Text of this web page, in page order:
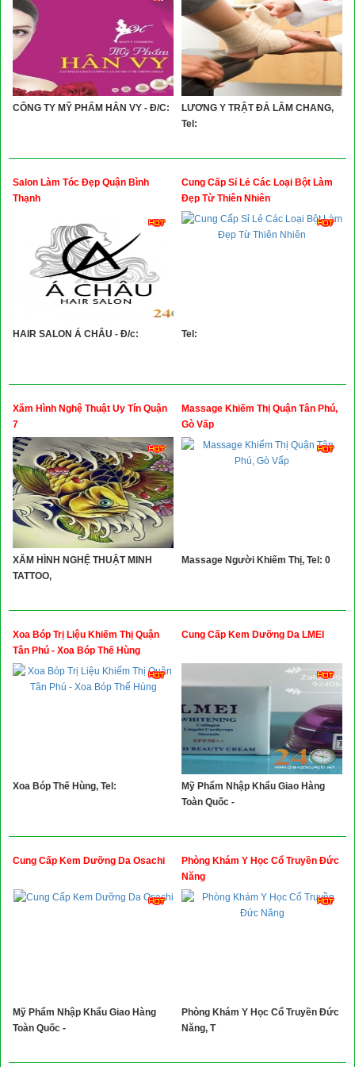
CÔNG TY MỸ PHẨM HÂN VY - Đ/C:
LƯƠNG Y TRẬT ĐẢ LÂM CHANG,
Tel:
Salon Làm Tóc Đẹp Quận Bình
Thạnh
HAIR SALON Á CHÂU - Đ/c:
Cung Cấp Sỉ Lẻ Các Loại Bột Làm
Đẹp Từ Thiên Nhiên
Tel:
Xăm Hình Nghệ Thuật Uy Tín Quận
7
XĂM HÌNH NGHỆ THUẬT MINH
TATTOO,
Massage Khiếm Thị Quận Tân Phú,
Gò Vấp
Massage Người Khiếm Thị, Tel: 0
Xoa Bóp Trị Liệu Khiếm Thị Quận
Tân Phú - Xoa Bóp Thế Hùng
Xoa Bóp Thế Hùng, Tel:
Cung Cấp Kem Dưỡng Da LMEI
Mỹ Phẩm Nhập Khẩu Giao Hàng
Toàn Quốc -
Cung Cấp Kem Dưỡng Da Osachi
Mỹ Phẩm Nhập Khẩu Giao Hàng
Toàn Quốc -
Phòng Khám Y Học Cổ Truyền Đức
Năng
Phòng Khám Y Học Cổ Truyền Đức
Năng, T